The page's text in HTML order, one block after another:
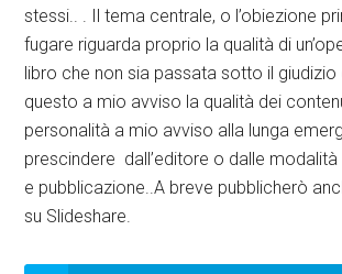
stessi.. . Il tema centrale, o l’obiezione
fugare riguarda proprio la qualità di
libro che non sia passata sotto il giudizio
questo a mio avviso la qualità dei
personalità a mio avviso alla lunga
prescindere dall’editore o dalle modalità
e pubblicazione..A breve pubblicherò
su Slideshare.